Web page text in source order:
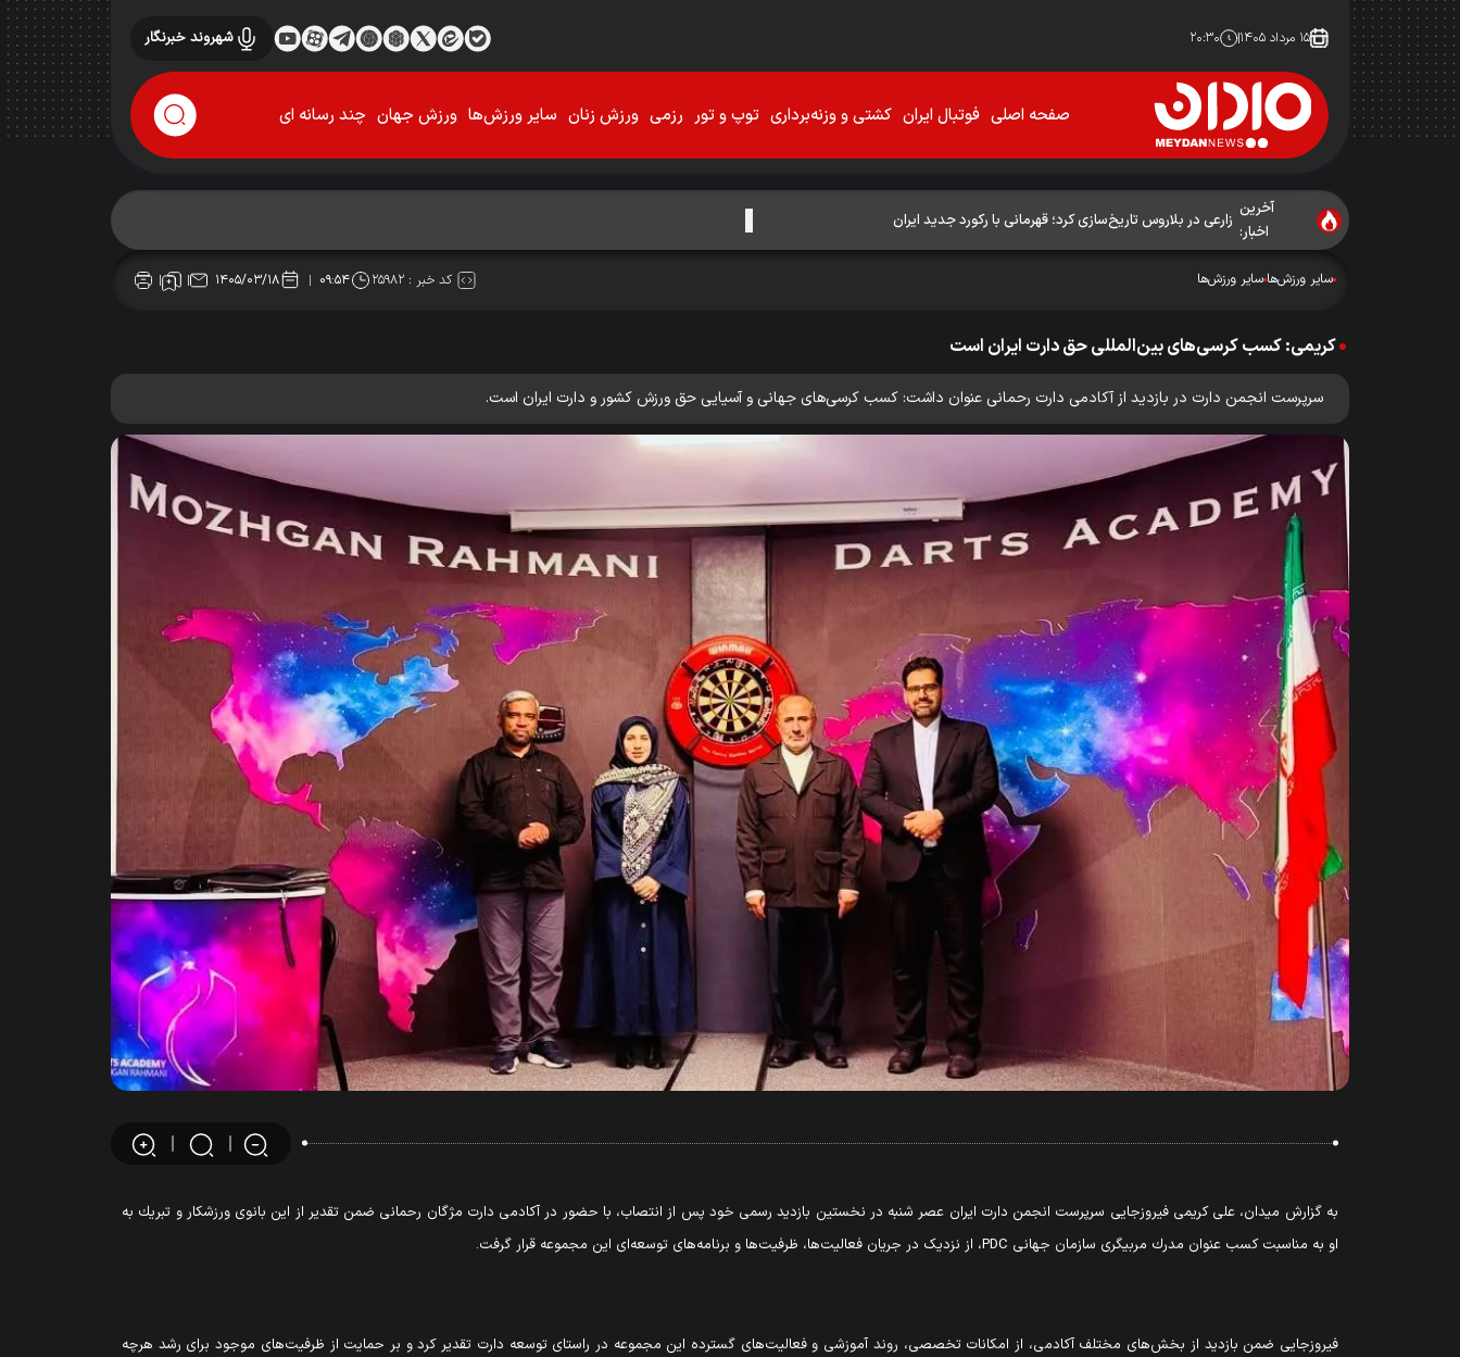
۱۵ مرداد ۱۴۰۵ ۲۰:۳۰ شهروند خبرنگار
صفحه اصلی فوتبال ایران کشتی و وزنه‌برداری توپ و تور رزمی ورزش زنان سایر ورزش‌ها ورزش جهان چند رسانه ای
آخرین
اخبار:
زارعی در بلاروس تاریخ‌سازی کرد؛ قهرمانی با رکورد جدید ایران
سایر ورزش‌ها سایر ورزش‌ها کد خبر :۲۵۹۸۲ ۰۹:۵۴ ۱۴۰۵/۰۳/۱۸
کریمی: كسب كرسى‌هاى بين‌المللى حق دارت ايران است
سرپرست انجمن دارت در بازديد از آکادمی دارت رحمانی عنوان داشت: كسب كرسى‌هاى جهانى و آسيايى حق ورزش كشور و دارت ايران است.
به گزارش میدان، على کریمی فیروزجايى سرپرست انجمن دارت ایران عصر شنبه در نخستین بازدید رسمی خود پس از انتصاب، با حضور در آکادمی دارت مژگان رحمانی ضمن تقدير از اين بانوى ورزشكار و تبريك به
او به مناسبت كسب عنوان مدرك مربيگرى سازمان جهانى PDC، از نزدیک در جریان فعالیت‌ها، ظرفیت‌ها و برنامه‌های توسعه‌ای این مجموعه قرار گرفت.
فیروزجايى ضمن بازدید از بخش‌های مختلف آکادمی، از امکانات تخصصی، روند آموزشی و فعالیت‌های گسترده این مجموعه در راستای توسعه دارت تقدیر کرد و بر حمایت از ظرفیت‌های موجود برای رشد هرچه